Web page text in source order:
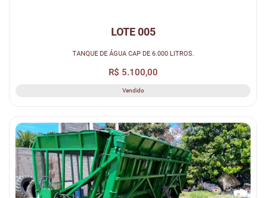
LOTE 005
TANQUE DE ÁGUA CAP DE 6.000 LITROS.
R$ 5.100,00
Vendido